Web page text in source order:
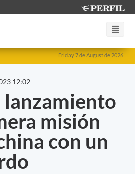
Friday 7 de August de 2026
12:02
lanzamiento
misión
con un